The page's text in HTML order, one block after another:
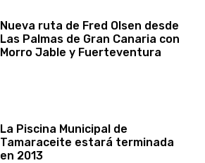
Nueva ruta de Fred Olsen desde
Las Palmas de Gran Canaria con
Morro Jable y Fuerteventura
La Piscina Municipal de
Tamaraceite estará terminada
en 2013